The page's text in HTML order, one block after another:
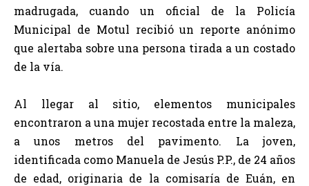
madrugada, cuando un oficial de la Policía
Municipal de Motul recibió un reporte anónimo
que alertaba sobre una persona tirada a un costado
de la vía.
Al llegar al sitio, elementos municipales
encontraron a una mujer recostada entre la maleza,
a unos metros del pavimento. La joven,
identificada como Manuela de Jesús P.P., de 24 años
de edad, originaria de la comisaría de Euán, en